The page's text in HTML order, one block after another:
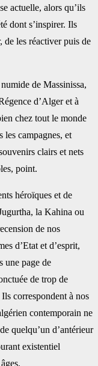
actuelle, alors qu’ils
dont s’inspirer. Ils
de les réactiver puis de
de Massinissa,
d’Alger et à
chez tout le monde
les campagnes, et
clairs et nets
point.
héroïques et de
la Kahina ou
de nos
d’Etat et d’esprit,
une page de
de trop de
correspondent à nos
contemporain ne
quelqu’un d’antérieur
existentiel